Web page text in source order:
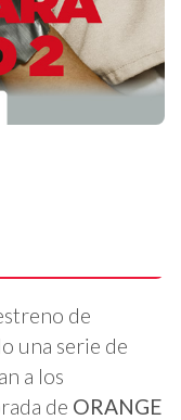
de
una serie de
a los
de ORANGE